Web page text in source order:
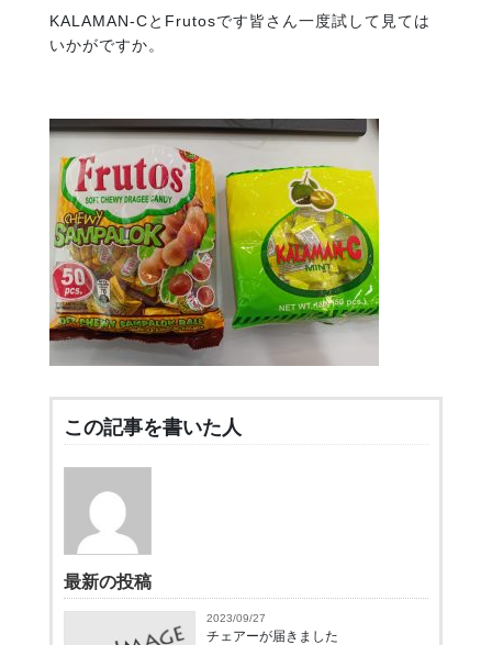
KALAMAN-CとFrutosです皆さん一度試して見ては
いかがですか。
この記事を書いた人
最新の投稿
2023/09/27
チェアーが届きました